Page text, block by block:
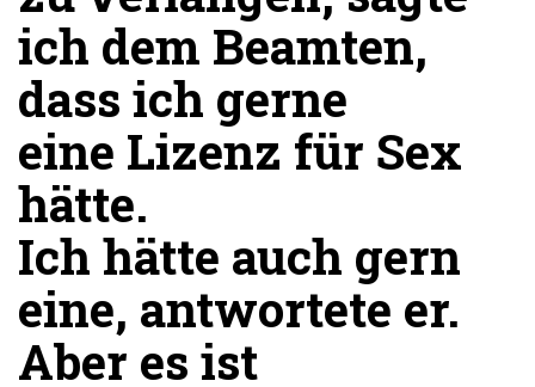
ich dem Beamten,
dass ich gerne
eine Lizenz für Sex
hätte.
Ich hätte auch gern
eine, antwortete er.
Aber es ist